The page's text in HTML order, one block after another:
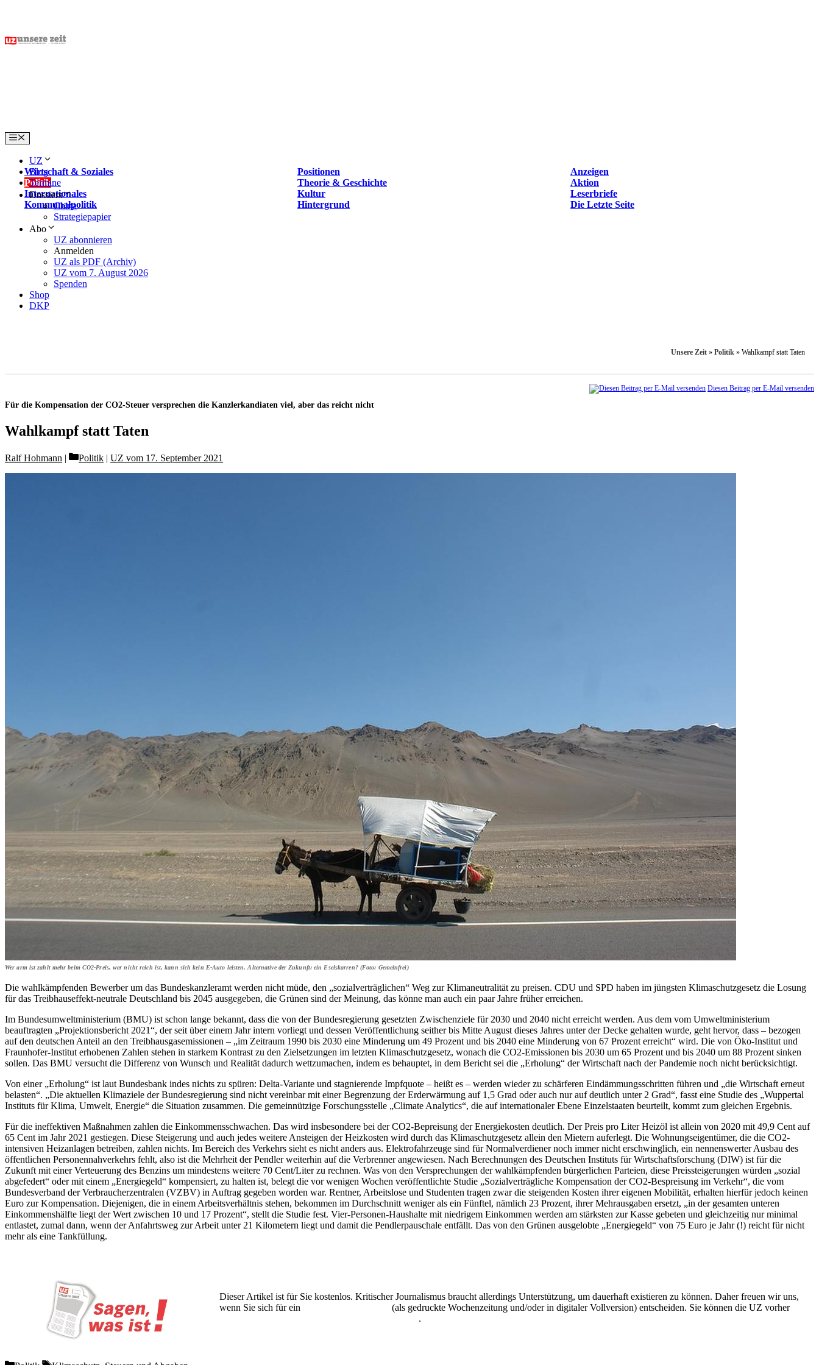
content
Menu
UZ
Wirtschaft & Soziales
Positionen
Anzeigen
Politik
Theorie & Geschichte
Aktion
Internationales
Kultur
Leserbriefe
Kommunalpolitik
Hintergrund Die Letzte Seite
Blog
Termine
Dossiers
China
Strategiepapier
Abo
UZ abonnieren
Anmelden
UZ als PDF (Archiv)
UZ vom 7. August 2026
Spenden
Shop
DKP
Unsere Zeit » Politik » Wahlkampf statt Taten
Diesen Beitrag per E-Mail versenden
Für die Kompensation der CO2-Steuer versprechen die Kanzlerkandiaten viel, aber das reicht nicht
Wahlkampf statt Taten
Ralf Hohmann Categories
Politik | UZ vom 17. September 2021
Wer arm ist zahlt mehr beim CO2-Preis, wer nicht reich ist, kann sich kein E-Auto leisten. Alternative der Zukunft: ein Eselskarren? (Foto: Gemeinfrei)
Die wahlkämpfenden Bewerber um das Bundeskanzleramt werden nicht müde, den „sozialverträglichen“ Weg zur Klimaneutralität zu preisen. CDU und SPD haben im jüngsten Klimaschutzgesetz die Losung
für das Treibhauseffekt-neutrale Deutschland bis 2045 ausgegeben, die Grünen sind der Meinung, das könne man auch ein paar Jahre früher erreichen.
Im Bundesumweltministerium (BMU) ist schon lange bekannt, dass die von der Bundesregierung gesetzten Zwischenziele für 2030 und 2040 nicht erreicht werden. Aus dem vom Umweltministerium
beauftragten „Projektionsbericht 2021“, der seit über einem Jahr intern vorliegt und dessen Veröffentlichung seither bis Mitte August dieses Jahres unter der Decke gehalten wurde, geht hervor, dass – bezogen
auf den deutschen Anteil an den Treib­hausgasemissionen – „im Zeitraum 1990 bis 2030 eine Minderung um 49 Prozent und bis 2040 eine Minderung von 67 Prozent erreicht“ wird. Die von Öko-Institut und
Fraunhofer-Institut erhobenen Zahlen stehen in starkem Kontrast zu den Zielsetzungen im letzten Klimaschutzgesetz, wonach die CO2-Emissionen bis 2030 um 65 Prozent und bis 2040 um 88 Prozent sinken
sollen. Das BMU versucht die Differenz von Wunsch und Realität dadurch wettzumachen, indem es behauptet, in dem Bericht sei die „Erholung“ der Wirtschaft nach der Pandemie noch nicht berücksichtigt.
Von einer „Erholung“ ist laut Bundesbank indes nichts zu spüren: Delta-Variante und stagnierende Impfquote – heißt es – werden wieder zu schärferen Eindämmungsschritten führen und „die Wirtschaft erneut
belasten“. „Die aktuellen Klimaziele der Bundesregierung sind nicht vereinbar mit einer Begrenzung der Erderwärmung auf 1,5 Grad oder auch nur auf deutlich unter 2 Grad“, fasst eine Studie des „Wuppertal
Instituts für Klima, Umwelt, Energie“ die Situation zusammen. Die gemeinnützige Forschungsstelle „Climate Analytics“, die auf internationaler Ebene Einzelstaaten beurteilt, kommt zum gleichen Ergebnis.
Für die ineffektiven Maßnahmen zahlen die Einkommensschwachen. Das wird insbesondere bei der CO2-Bepreisung der Energiekosten deutlich. Der Preis pro Liter Heizöl ist allein von 2020 mit 49,9 Cent auf
65 Cent im Jahr 2021 gestiegen. Diese Steigerung und auch jedes weitere Ansteigen der Heizkosten wird durch das Klimaschutzgesetz allein den Mietern auferlegt. Die Wohnungseigentümer, die die CO2-
intensiven Heizanlagen betreiben, zahlen nichts. Im Bereich des Verkehrs sieht es nicht anders aus. Elektrofahrzeuge sind für Normalverdiener noch immer nicht erschwinglich, ein nennenswerter Ausbau des
öffentlichen Personennahverkehrs fehlt, also ist die Mehrheit der Pendler weiterhin auf die Verbrenner angewiesen. Nach Berechnungen des Deutschen Instituts für Wirtschaftsforschung (DIW) ist für die
Zukunft mit einer Verteuerung des Benzins um mindestens weitere 70 Cent/Liter zu rechnen. Was von den Versprechungen der wahlkämpfenden bürgerlichen Parteien, diese Preissteigerungen würden „sozial
abgefedert“ oder mit einem „Energiegeld“ kompensiert, zu halten ist, belegt die vor wenigen Wochen veröffentlichte Studie „Sozialverträgliche Kompensation der CO2-Bespreisung im Verkehr“, die vom
Bundesverband der Verbraucherzentralen (VZBV) in Auftrag gegeben worden war. Rentner, Arbeitslose und Studenten tragen zwar die steigenden Kosten ihrer eigenen Mobilität, erhalten hierfür jedoch keinen
Euro zur Kompensation. Diejenigen, die in einem Arbeitsverhältnis stehen, bekommen im Durchschnitt weniger als ein Fünftel, nämlich 23 Prozent, ihrer Mehrausgaben ersetzt, „in der gesamten unteren
Einkommenshälfte liegt der Wert zwischen 10 und 17 Prozent“, stellt die Studie fest. Vier-Personen-Haushalte mit niedrigem Einkommen werden am stärksten zur Kasse gebeten und gleichzeitig nur minimal
entlastet, zumal dann, wenn der Anfahrtsweg zur Arbeit unter 21 Kilometern liegt und damit die Pendlerpauschale entfällt. Das von den Grünen ausgelobte „Energiegeld“ von 75 Euro je Jahr (!) reicht für nicht
mehr als eine Tankfüllung.
Dieser Artikel ist für Sie kostenlos. Kritischer Journalismus braucht allerdings Unterstützung, um dauerhaft existieren zu können. Daher freuen wir uns,
wenn Sie sich für ein
(als gedruckte Wochenzeitung und/oder in digitaler Vollversion) entscheiden. Sie können die UZ vorher
.